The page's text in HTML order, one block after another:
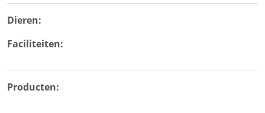
Dieren:
Faciliteiten:
Producten: